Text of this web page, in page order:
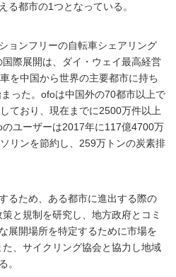
る都市の1つとなっている。
ョンフリーの自転車シェアリング
際展開は、ダイ・ウェイ最高経営
を中国から世界の主要都市に持ち
った。ofoは中国外の70都市以上で
ており、現在までに2500万件以上
ユーザーは2017年に117億4700万
リンを節約し、259万トンの炭素排
るため、ある都市に進出する際の
と規制を研究し、地方政府とコミ
展開場所を特定するために市場を
、サイクリング協会と協力し地域
。